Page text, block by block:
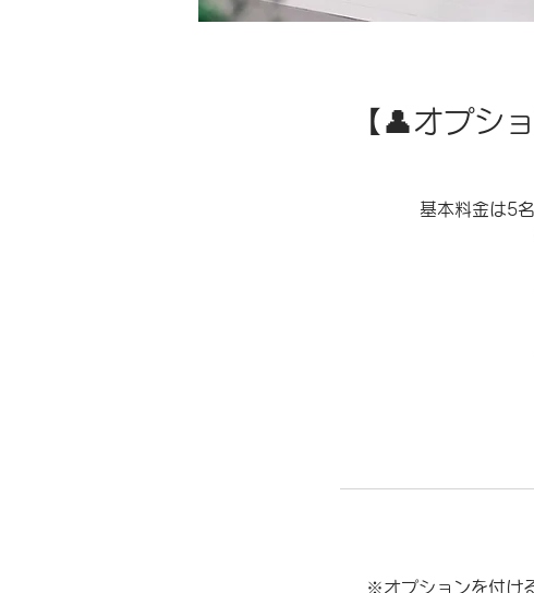
【👤オプシ
基本料金は5
※オプションを付け